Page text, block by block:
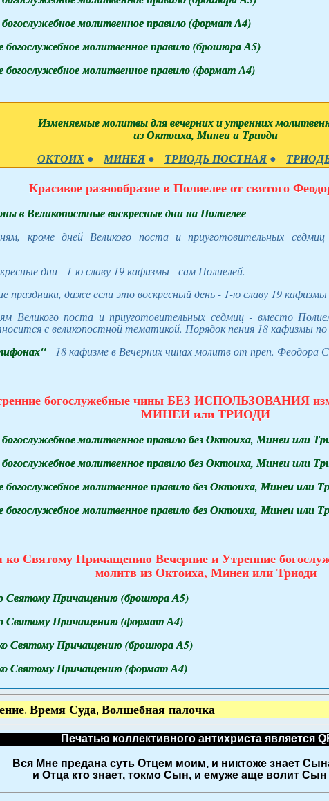
молитвенное правило (формат А4)
богослужебное молитвенное правило (брошюра А5)
богослужебное молитвенное правило (формат А4)
Изменяемые молитвы для вечерних и утренних
из Октоиха, Минеи и Триоди
ОКТОИХ ● МИНЕЯ● ТРИОДЬ ПОСТНАЯ●
Красивое разнообразие в Полиелее от святого
в Великопостные воскресные дни на Полиелее
кроме дней Великого поста и приуготовительных
дни - 1-ю славу 19 кафизмы - сам Полиелей.
праздники, даже если это воскресный день - 1-ю славу 19
Великого поста и приуготовительных седмиц - вместо
с великопостной тематикой. Порядок пения 18 кафизмы по
- 18 кафизме в Вечерних чинах молитв от преп. Феодора
богослужебные чины БЕЗ ИСПОЛЬЗОВАНИЯ
МИНЕИ или ТРИОДИ
молитвенное правило без Октоиха, Минеи или
молитвенное правило без Октоиха, Минеи или
богослужебное молитвенное правило без Октоиха, Минеи или
богослужебное молитвенное правило без Октоиха, Минеи или
ко Святому Причащению Вечерние и Утренние
молитв из Октоиха, Минеи или Триоди
Святому Причащению (брошюра А5)
Святому Причащению (формат А4)
Святому Причащению (брошюра А5)
Святому Причащению (формат А4)
, Время Суда, Волшебная палочка
Печатью коллективного антихриста является
Вся Мне предана суть Отцем моим, и никтоже знает
и Отца кто знает, токмо Сын, и емуже аще волит Сын